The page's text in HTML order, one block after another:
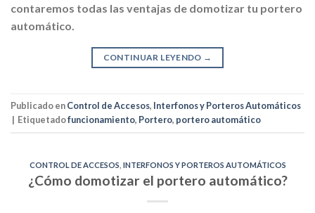
contaremos todas las ventajas de domotizar tu portero
automático.
CONTINUAR LEYENDO →
Publicado enControl de Accesos, Interfonos y Porteros Automáticos
| Etiquetadofuncionamiento, Portero, portero automático
CONTROL DE ACCESOS INTERFONOS Y PORTEROS AUTOMÁTICOS
¿Cómo domotizar el portero automático?